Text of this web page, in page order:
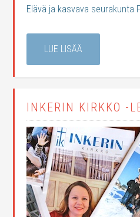
Elävä ja kasvava seurakunta
LUE LISÄÄ
INKERIN KIRKKO -